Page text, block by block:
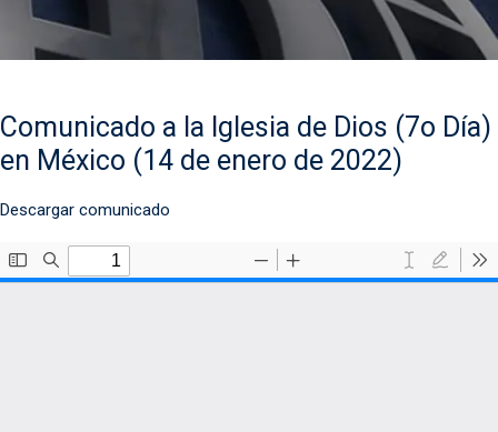
Comunicado a la Iglesia de Dios (7o Día)
en México (14 de enero de 2022)
Descargar comunicado